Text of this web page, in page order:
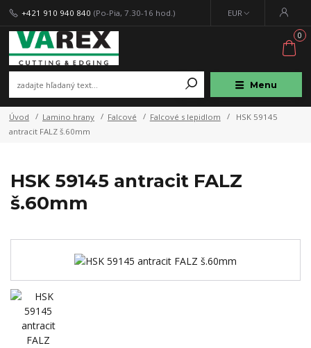
Menu
EUR
+421 910 940 840 (Po-Pia, 7.30-16 hod.)
0
Úvod Lamino hrany Falcové Falcové s lepidlom
HSK 59145
antracit FALZ š.60mm
HSK 59145 antracit FALZ
š.60mm